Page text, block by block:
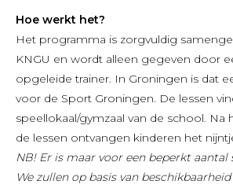
Hoe werkt het?
Het programma is zorgvuldig
KNGU en wordt alleen gegeven door
opgeleide trainer. In Groningen is dat
voor de Sport Groningen. De lessen
speellokaal/gymzaal van de school. Na
de lessen ontvangen kinderen het
NB! Er is maar voor een beperkt aantal
We zullen op basis van